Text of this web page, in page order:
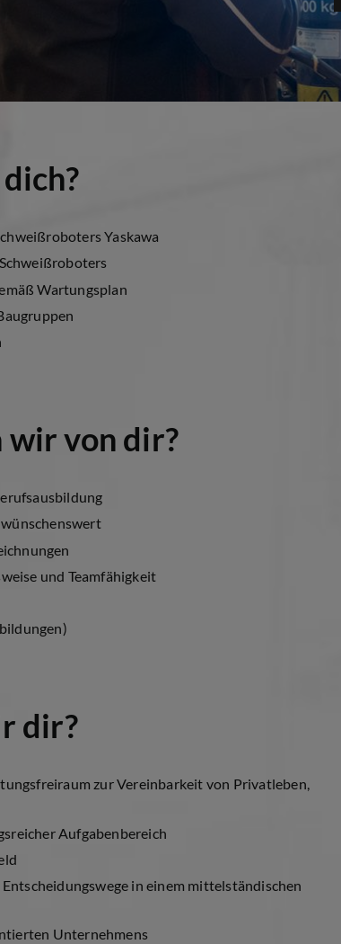
Yaskawa
Wartungsplan
von dir?
und Teamfähigkeit
dir?
zur Vereinbarkeit von Privatleben,
Aufgabenbereich
in einem mittelständischen
Unternehmens